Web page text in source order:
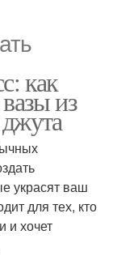
как
из
украсят ваш
для тех, кто
и хочет